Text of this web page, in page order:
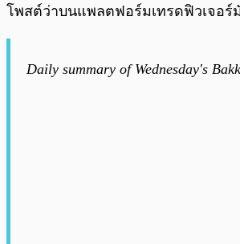
โพสต์ว่าบนแพลตฟอร์มเทรดฟิวเจอ
Daily summary of Wednesday's